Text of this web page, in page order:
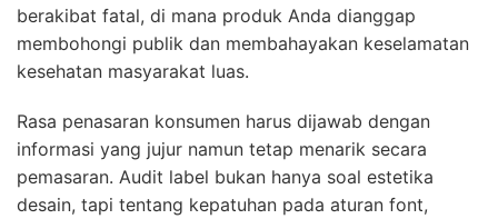
berakibat fatal, di mana produk Anda dianggap
membohongi publik dan membahayakan keselamatan
kesehatan masyarakat luas.
Rasa penasaran konsumen harus dijawab dengan
informasi yang jujur namun tetap menarik secara
pemasaran. Audit label bukan hanya soal estetika
desain, tapi tentang kepatuhan pada aturan font,